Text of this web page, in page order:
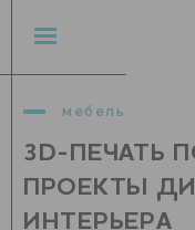
мебель
3D-ПЕЧАТЬ
ПРОЕКТЫ
ИНТЕРЬЕРА